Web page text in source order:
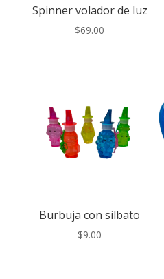
Spinner volador de luz
$69.00
Burbuja con silbato
$9.00